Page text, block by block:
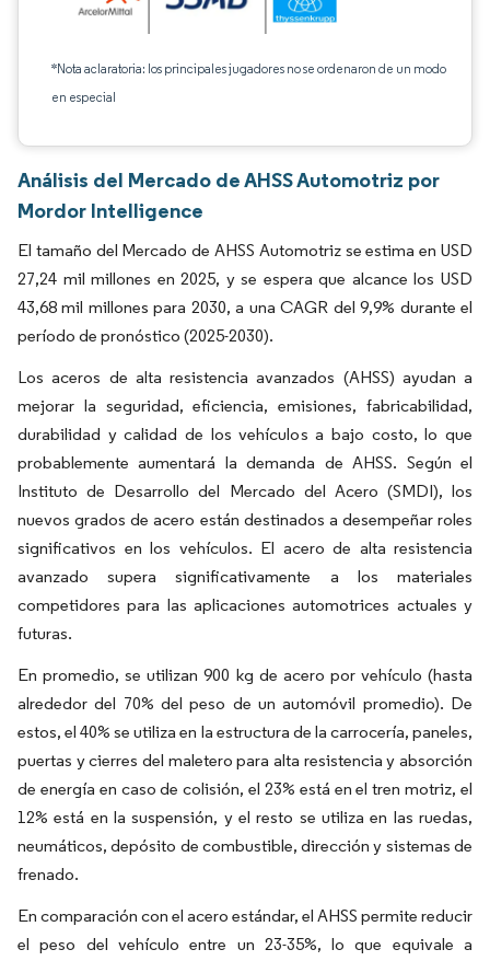
*Nota aclaratoria: los principales jugadores no se ordenaron de un modo
en especial
Análisis del Mercado de AHSS Automotriz por
Mordor Intelligence
El tamaño del Mercado de AHSS Automotriz se estima en USD
27,24 mil millones en 2025, y se espera que alcance los USD
43,68 mil millones para 2030, a una CAGR del 9,9% durante el
período de pronóstico (2025-2030).
Los aceros de alta resistencia avanzados (AHSS) ayudan a
mejorar la seguridad, eficiencia, emisiones, fabricabilidad,
durabilidad y calidad de los vehículos a bajo costo, lo que
probablemente aumentará la demanda de AHSS. Según el
Instituto de Desarrollo del Mercado del Acero (SMDI), los
nuevos grados de acero están destinados a desempeñar roles
significativos en los vehículos. El acero de alta resistencia
avanzado supera significativamente a los materiales
competidores para las aplicaciones automotrices actuales y
futuras.
En promedio, se utilizan 900 kg de acero por vehículo (hasta
alrededor del 70% del peso de un automóvil promedio). De
estos, el 40% se utiliza en la estructura de la carrocería, paneles,
puertas y cierres del maletero para alta resistencia y absorción
de energía en caso de colisión, el 23% está en el tren motriz, el
12% está en la suspensión, y el resto se utiliza en las ruedas,
neumáticos, depósito de combustible, dirección y sistemas de
frenado.
En comparación con el acero estándar, el AHSS permite reducir
el peso del vehículo entre un 23-35%, lo que equivale a